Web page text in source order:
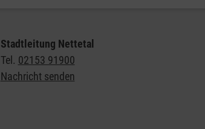
Stadtleitung Nettetal
Tel. 02153 91900
Nachricht senden